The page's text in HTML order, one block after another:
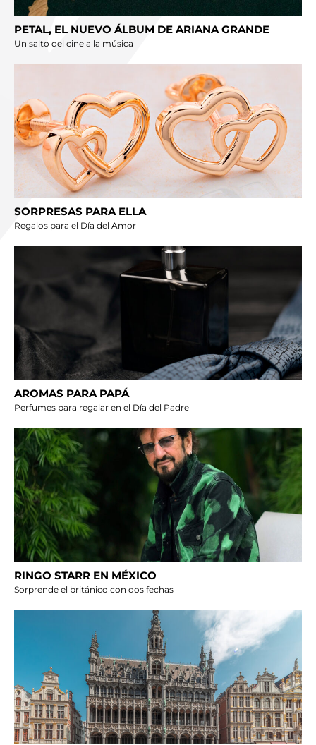
PETAL, EL NUEVO ÁLBUM DE ARIANA GRANDE
Un salto del cine a la música
SORPRESAS PARA ELLA
Regalos para el Día del Amor
AROMAS PARA PAPÁ
Perfumes para regalar en el Día del Padre
RINGO STARR EN MÉXICO
Sorprende el británico con dos fechas